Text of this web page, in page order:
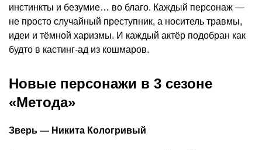
инстинкты и безумие… во благо. Каждый персонаж —
не просто случайный преступник, а носитель травмы,
идеи и тёмной харизмы. И каждый актёр подобран как
будто в кастинг-ад из кошмаров.
Новые персонажи в 3 сезоне
«Метода»
Зверь — Никита Кологривый